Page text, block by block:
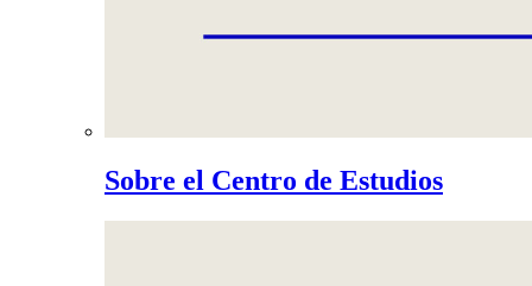
Sobre el Centro de Estudios